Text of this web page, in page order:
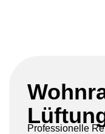
Professionelle